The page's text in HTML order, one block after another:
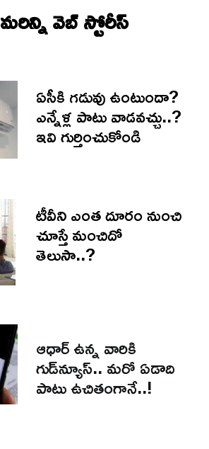
మరిన్ని వెబ్ స్టోరీస్‌
ఏసీకి గడువు ఉంటుందా?
ఎన్నేళ్ల పాటు వాడవచ్చు..?
ఇవి గుర్తించుకోండి
టీవీని ఎంత దూరం నుంచి
చూస్తే మంచిదో
తెలుసా..?
ఆధార్‌ ఉన్న వారికి
గుడ్‌న్యూస్.. మరో ఏడాది
పాటు ఉచితంగానే..!